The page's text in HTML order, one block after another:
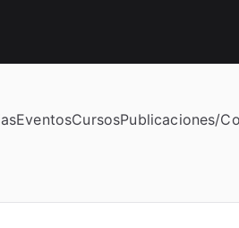
EventosCursosPublicaciones/